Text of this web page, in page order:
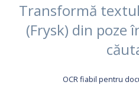
Transformă
(Frysk) din poze
OCR fiabil pentru